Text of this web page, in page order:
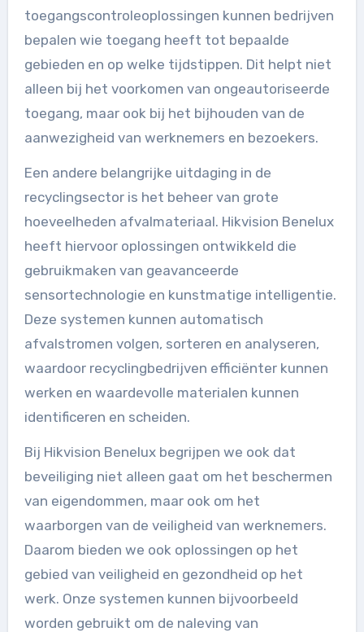
toegangscontroleoplossingen kunnen bedrijven
bepalen wie toegang heeft tot bepaalde
gebieden en op welke tijdstippen. Dit helpt niet
alleen bij het voorkomen van ongeautoriseerde
toegang, maar ook bij het bijhouden van de
aanwezigheid van werknemers en bezoekers.
Een andere belangrijke uitdaging in de
recyclingsector is het beheer van grote
hoeveelheden afvalmateriaal. Hikvision Benelux
heeft hiervoor oplossingen ontwikkeld die
gebruikmaken van geavanceerde
sensortechnologie en kunstmatige intelligentie.
Deze systemen kunnen automatisch
afvalstromen volgen, sorteren en analyseren,
waardoor recyclingbedrijven efficiënter kunnen
werken en waardevolle materialen kunnen
identificeren en scheiden.
Bij Hikvision Benelux begrijpen we ook dat
beveiliging niet alleen gaat om het beschermen
van eigendommen, maar ook om het
waarborgen van de veiligheid van werknemers.
Daarom bieden we ook oplossingen op het
gebied van veiligheid en gezondheid op het
werk. Onze systemen kunnen bijvoorbeeld
worden gebruikt om de naleving van